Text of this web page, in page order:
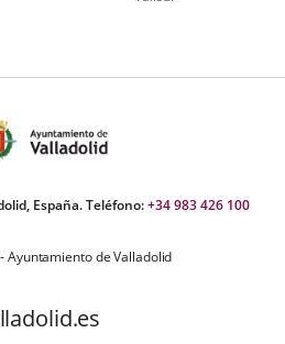
España. Teléfono:+34 983 426 100
Ayuntamiento de Valladolid